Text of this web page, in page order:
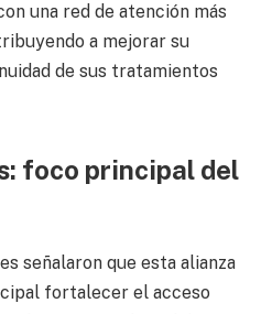
una red de atención más
a mejorar su
de sus tratamientos
foco principal del
señalaron que esta alianza
fortalecer el acceso